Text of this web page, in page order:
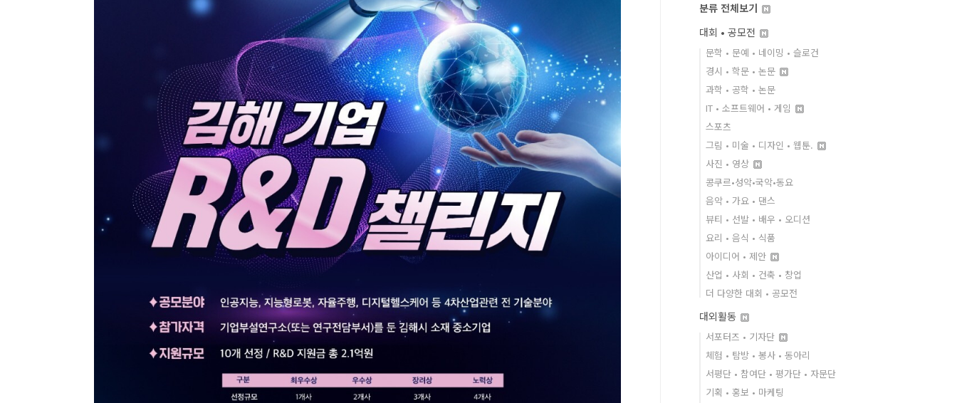
분류 전체보기
대회 • 공모전
문학 • 문예 • 네이밍 • 슬로건
경시 • 학문 • 논문
과학 • 공학 • 논문
IT • 소프트웨어 • 게임
스포츠
그림 • 미술 • 디자인 • 웹툰.
사진 • 영상
콩쿠르•성악•국악•동요
음악 • 가요 • 댄스
뷰티 • 선발 • 배우 • 오디션
요리 • 음식 • 식품
아이디어 • 제안
산업 • 사회 • 건축 • 창업
더 다양한 대회 • 공모전
대외활동
서포터즈 • 기자단
체험 • 탐방 • 봉사 • 동아리
서평단 • 참여단 • 평가단 • 자문단
기획 • 홍보 • 마케팅